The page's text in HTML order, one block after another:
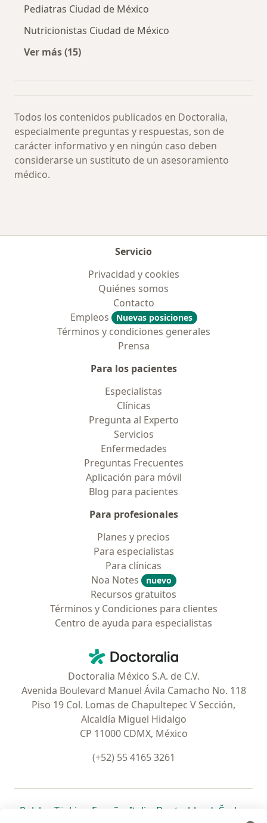
Pediatras Ciudad de México
Nutricionistas Ciudad de México
Ver más (15)
Todos los contenidos publicados en Doctoralia,
especialmente preguntas y respuestas, son de
carácter informativo y en ningún caso deben
considerarse un sustituto de un asesoramiento
médico.
Servicio
Privacidad y cookies
Quiénes somos
Contacto
Empleos
Nuevas posiciones
Términos y condiciones generales
Prensa
Para los pacientes
Especialistas
Clínicas
Pregunta al Experto
Servicios
Enfermedades
Preguntas Frecuentes
Aplicación para móvil
Blog para pacientes
Para profesionales
Planes y precios
Para especialistas
Para clínicas
Noa Notes
nuevo
Recursos gratuitos
Términos y Condiciones para clientes
Centro de ayuda para especialistas
Doctoralia - Página de inicio
Doctoralia México S.A. de C.V.
Avenida Boulevard Manuel Ávila Camacho No. 118
Piso 19 Col. Lomas de Chapultepec V Sección,
Alcaldía Miguel Hidalgo
CP 11000 CDMX, México
(+52) 55 4165 3261
Polska se abre en una nueva pestaña
Türkiye se abre en una nueva pestaña
España se abre en una nueva pestaña
Italia se abre en una nueva
Deutschlandse abre en
Česko